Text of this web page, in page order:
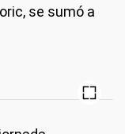
se sumó a